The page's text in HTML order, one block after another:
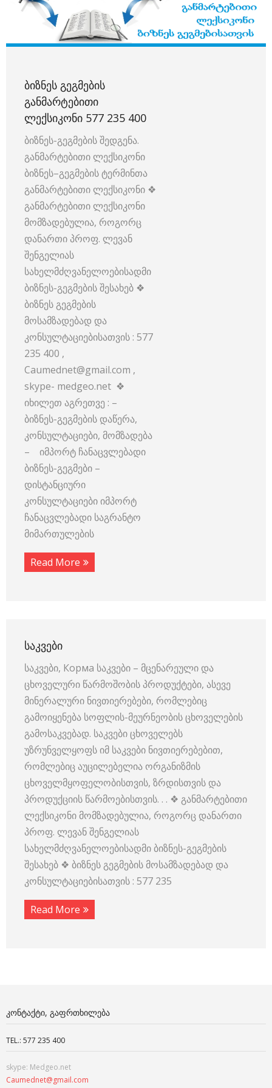
ᲑᲘᲖᲜᲔᲡ ᲒᲔᲒᲛᲔᲑᲘᲡ
ᲒᲐᲜᲛᲐᲠᲢᲔᲑᲘᲗᲘ
ᲚᲔᲥᲡᲘᲙᲝᲜᲘ 577 235 400
ბიზნეს-გეგმების შედგენა.
განმარტებითი ლექსიკონი
ბიზნეს–გეგმების ტერმინთა
განმარტებითი ლექსიკონი ❖
განმარტებითი ლექსიკონი
მომზადებულია, როგორც
დანართი პროფ. ლევან
შენგელიას
სახელმძღვანელოებისადმი
ბიზნეს-გეგმების შესახებ ❖
ბიზნეს გეგმების
მოსამზადებად და
კონსულტაციებისათვის : 577
235 400 ,
Caumednet@gmail.com ,
skype- medgeo.net ❖
იხილეთ აგრეთვე : –
ბიზნეს-გეგმების დაწერა,
კონსულტაციები, მომზადება
– იმპორტ ჩანაცვლებადი
ბიზნეს-გეგმები –
დისტანციური
კონსულტაციები იმპორტ
ჩანაცვლებადი საგრანტო
მიმართულების
Read More
ᲡᲐᲙᲕᲔᲑᲘ
საკვები, Корма საკვები – მცენარეული და
ცხოველური წარმოშობის პროდუქტები, ასევე
მინერალური ნივთიერებები, რომლებიც
გამოიყენება სოფლის-მეურნეობის ცხოველების
გამოსაკვებად. საკვები ცხოველებს
უზრუნველყოფს იმ საკვები ნივთიერებებით,
რომლებიც აუცილებელია ორგანიზმის
ცხოველმყოფელობისთვის, ზრდისთვის და
პროდუქციის წარმოებისთვის. . . ❖ განმარტებითი
ლექსიკონი მომზადებულია, როგორც დანართი
პროფ. ლევან შენგელიას
სახელმძღვანელოებისადმი ბიზნეს-გეგმების
შესახებ ❖ ბიზნეს გეგმების მოსამზადებად და
კონსულტაციებისათვის : 577 235
Read More
ᲙᲝᲜᲢᲐᲥᲢᲘ, ᲒᲐᲤᲠᲗᲮᲘᲚᲔᲑᲐ
TEL.: 577 235 400
skype: Medgeo.net
Caumednet@gmail.com